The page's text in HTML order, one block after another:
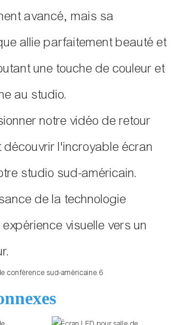
avancé, mais sa
allie parfaitement beauté et
une touche de couleur et
au studio.
notre vidéo de retour
l'incroyable écran
studio sud-américain.
de la technologie
visuelle vers un